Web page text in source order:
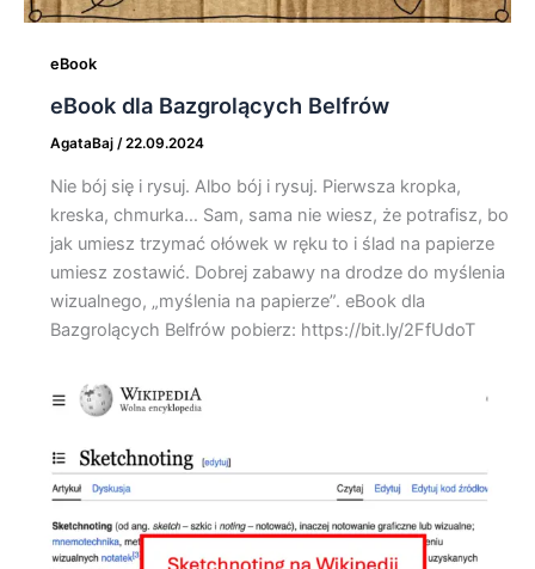
eBook
eBook dla Bazgrolących Belfrów
AgataBaj /22.09.2024
Nie bój się i rysuj. Albo bój i rysuj. Pierwsza kropka,
kreska, chmurka… Sam, sama nie wiesz, że potrafisz, bo
jak umiesz trzymać ołówek w ręku to i ślad na papierze
umiesz zostawić. Dobrej zabawy na drodze do myślenia
wizualnego, „myślenia na papierze”. eBook dla
Bazgrolących Belfrów pobierz: https://bit.ly/2FfUdoT